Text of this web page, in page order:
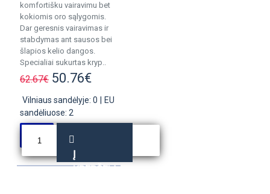
komfortišku vairavimu bet
kokiomis oro sąlygomis.
Dar geresnis vairavimas ir
stabdymas ant sausos bei
šlapios kelio dangos.
Specialiai sukurtas kryp..
62.67€ 50.76€
Vilniaus sandėlyje: 0
EU
sandėliuose: 2
Į
KREPŠELĮ